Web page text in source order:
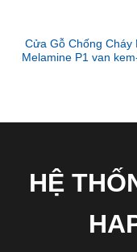
Cửa Gỗ Chống Cháy
Melamine P1 van
HỆ